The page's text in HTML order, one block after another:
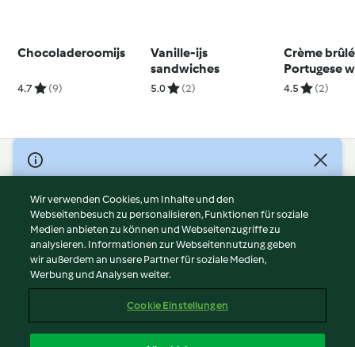
Chocoladeroomijs
4.7 (9)
Vanille-ijs
sandwiches
5.0 (2)
Crème
Portugese
4.5 (2)
© Copyright 2026
Nutzungsbedingungen
Datenschutzrichtlinien
Disclaimer
Impressum
Cookies
Abo kündigen
Wir verwenden Cookies, um Inhalte und den
Webseitenbesuch zu personalisieren, Funktionen für soziale
Medien anbieten zu können und Webseitenzugriffe zu
analysieren. Informationen zur Webseitennutzung geben
wir außerdem an unsere Partner für soziale Medien,
Werbung und Analysen weiter.
Cookie Einstellungen